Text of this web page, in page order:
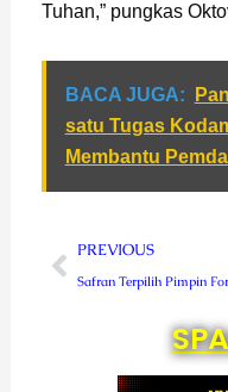
Tuhan,” pungkas
BACA JUGA:
satu Tugas
Membantu
Prev
PREVIOUS